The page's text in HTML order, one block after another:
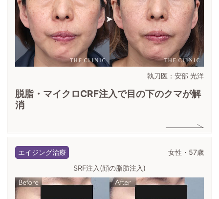
執刀医：安部 光洋
脱脂・マイクロCRF注入で目の下のクマが解
消
エイジング治療
女性・57歳
SRF注入(顔の脂肪注入)